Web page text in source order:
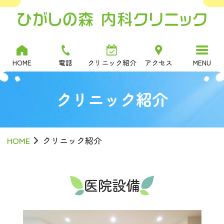
ひがしの森内科クリニック
HOME 電話 クリニック紹介 アクセス MENU
HOME クリニック紹介
クリニック紹介
医院設備